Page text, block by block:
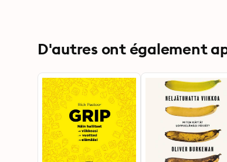
D'autres ont également